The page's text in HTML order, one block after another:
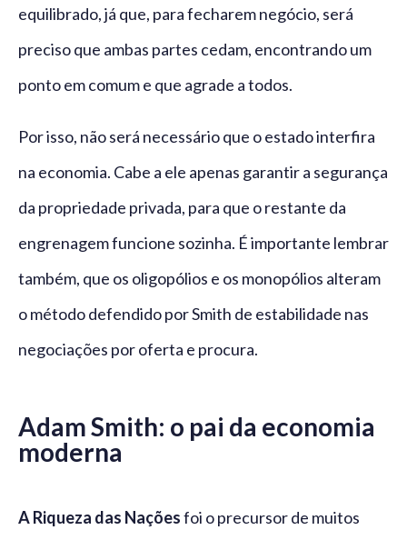
equilibrado, já que, para fecharem negócio, será
preciso que ambas partes cedam, encontrando um
ponto em comum e que agrade a todos.
Por isso, não será necessário que o estado interfira
na economia. Cabe a ele apenas garantir a segurança
da propriedade privada, para que o restante da
engrenagem funcione sozinha. É importante lembrar
também, que os oligopólios e os monopólios alteram
o método defendido por Smith de estabilidade nas
negociações por oferta e procura.
Adam Smith: o pai da economia
moderna
A Riqueza das Naçõesfoi o precursor de muitos